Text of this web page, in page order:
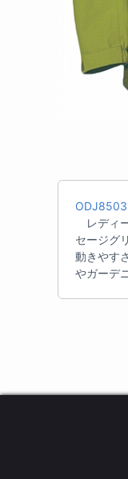
レディ
セージグ
動きやす
やガーデ